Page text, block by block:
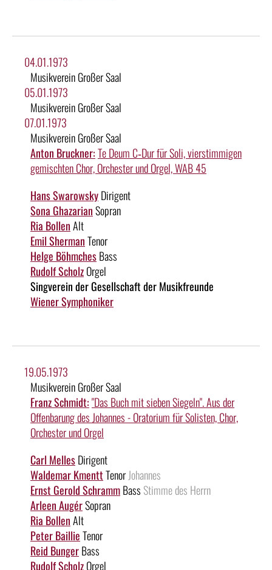
04.01.1973
Musikverein Großer Saal
05.01.1973
Musikverein Großer Saal
07.01.1973
Musikverein Großer Saal
Anton Bruckner:Te Deum C‑Dur für Soli, vierstimmigen
gemischten Chor, Orchester und Orgel, WAB 45
Hans SwarowskyDirigent
Sona GhazarianSopran
Ria BollenAlt
Emil ShermanTenor
Helge BöhmchesBass
Rudolf ScholzOrgel
Singverein der Gesellschaft der Musikfreunde
Wiener Symphoniker
19.05.1973
Musikverein Großer Saal
Franz Schmidt:"Das Buch mit sieben Siegeln". Aus der
Offenbarung des Johannes - Oratorium für Solisten, Chor,
Orchester und Orgel
Carl MellesDirigent
Waldemar KmenttTenor Johannes
Ernst Gerold SchrammBass Stimme des Herrn
Arleen AugérSopran
Ria BollenAlt
Peter BaillieTenor
Reid BungerBass
Rudolf ScholzOrgel